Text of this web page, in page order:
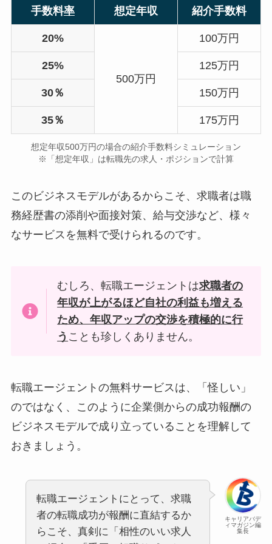
手数料率 想定年収 紹介手数料
20%
500万円
100万円
25% 125万円
30％ 150万円
35％ 175万円
想定年収500万円の場合の紹介手数料シミュレーション
※「想定年収」は転職先の求人・ポジションで計算
このビジネスモデルがあるからこそ、求職者は職
務経歴書の添削や面接対策、給与交渉など、様々
なサービスを無料で受けられるのです。
むしろ、転職エージェントは求職者の
年収が上がるほど自社の利益も増える
ため、年収アップの交渉を積極的に行
う ことも珍しくありません。
転職エージェントの無料サービスは、「怪しい」
のではなく、このように企業側からの成功報酬の
ビジネスモデルで成り立っていることを理解して
おきましょう。
キャリアバデ
ィマガジン編
集長
転職エージェントにとって、求職
者の転職成功が報酬に直結するか
らこそ、真剣に「相性のいい求人